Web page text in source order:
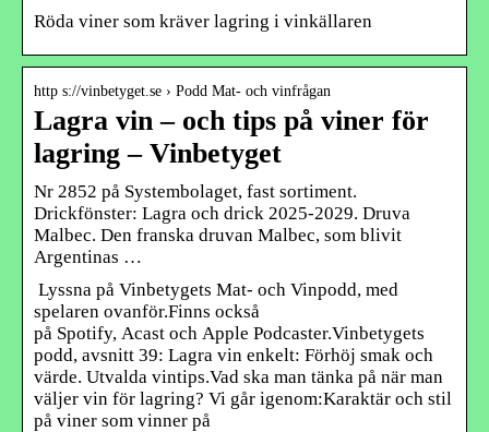
Röda viner som kräver lagring i vinkällaren
http s://vinbetyget.se › Podd Mat- och vinfrågan
Lagra vin – och tips på viner för
lagring – Vinbetyget
Nr 2852 på Systembolaget, fast sortiment.
Drickfönster: Lagra och drick 2025-2029. Druva
Malbec. Den franska druvan Malbec, som blivit
Argentinas …
Lyssna på Vinbetygets Mat- och Vinpodd, med
spelaren ovanför.Finns också
på Spotify, Acast och Apple Podcaster.Vinbetygets
podd, avsnitt 39: Lagra vin enkelt: Förhöj smak och
värde. Utvalda vintips.Vad ska man tänka på när man
väljer vin för lagring? Vi går igenom:Karaktär och stil
på viner som vinner på